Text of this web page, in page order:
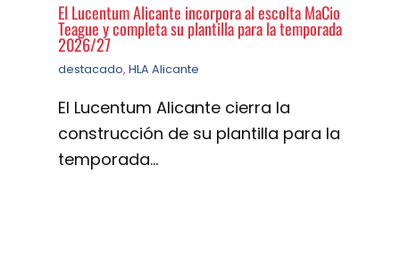
El Lucentum Alicante incorpora al escolta MaCio
Teague y completa su plantilla para la temporada
2026/27
destacado, HLA Alicante
El Lucentum Alicante cierra la
construcción de su plantilla para la
temporada…